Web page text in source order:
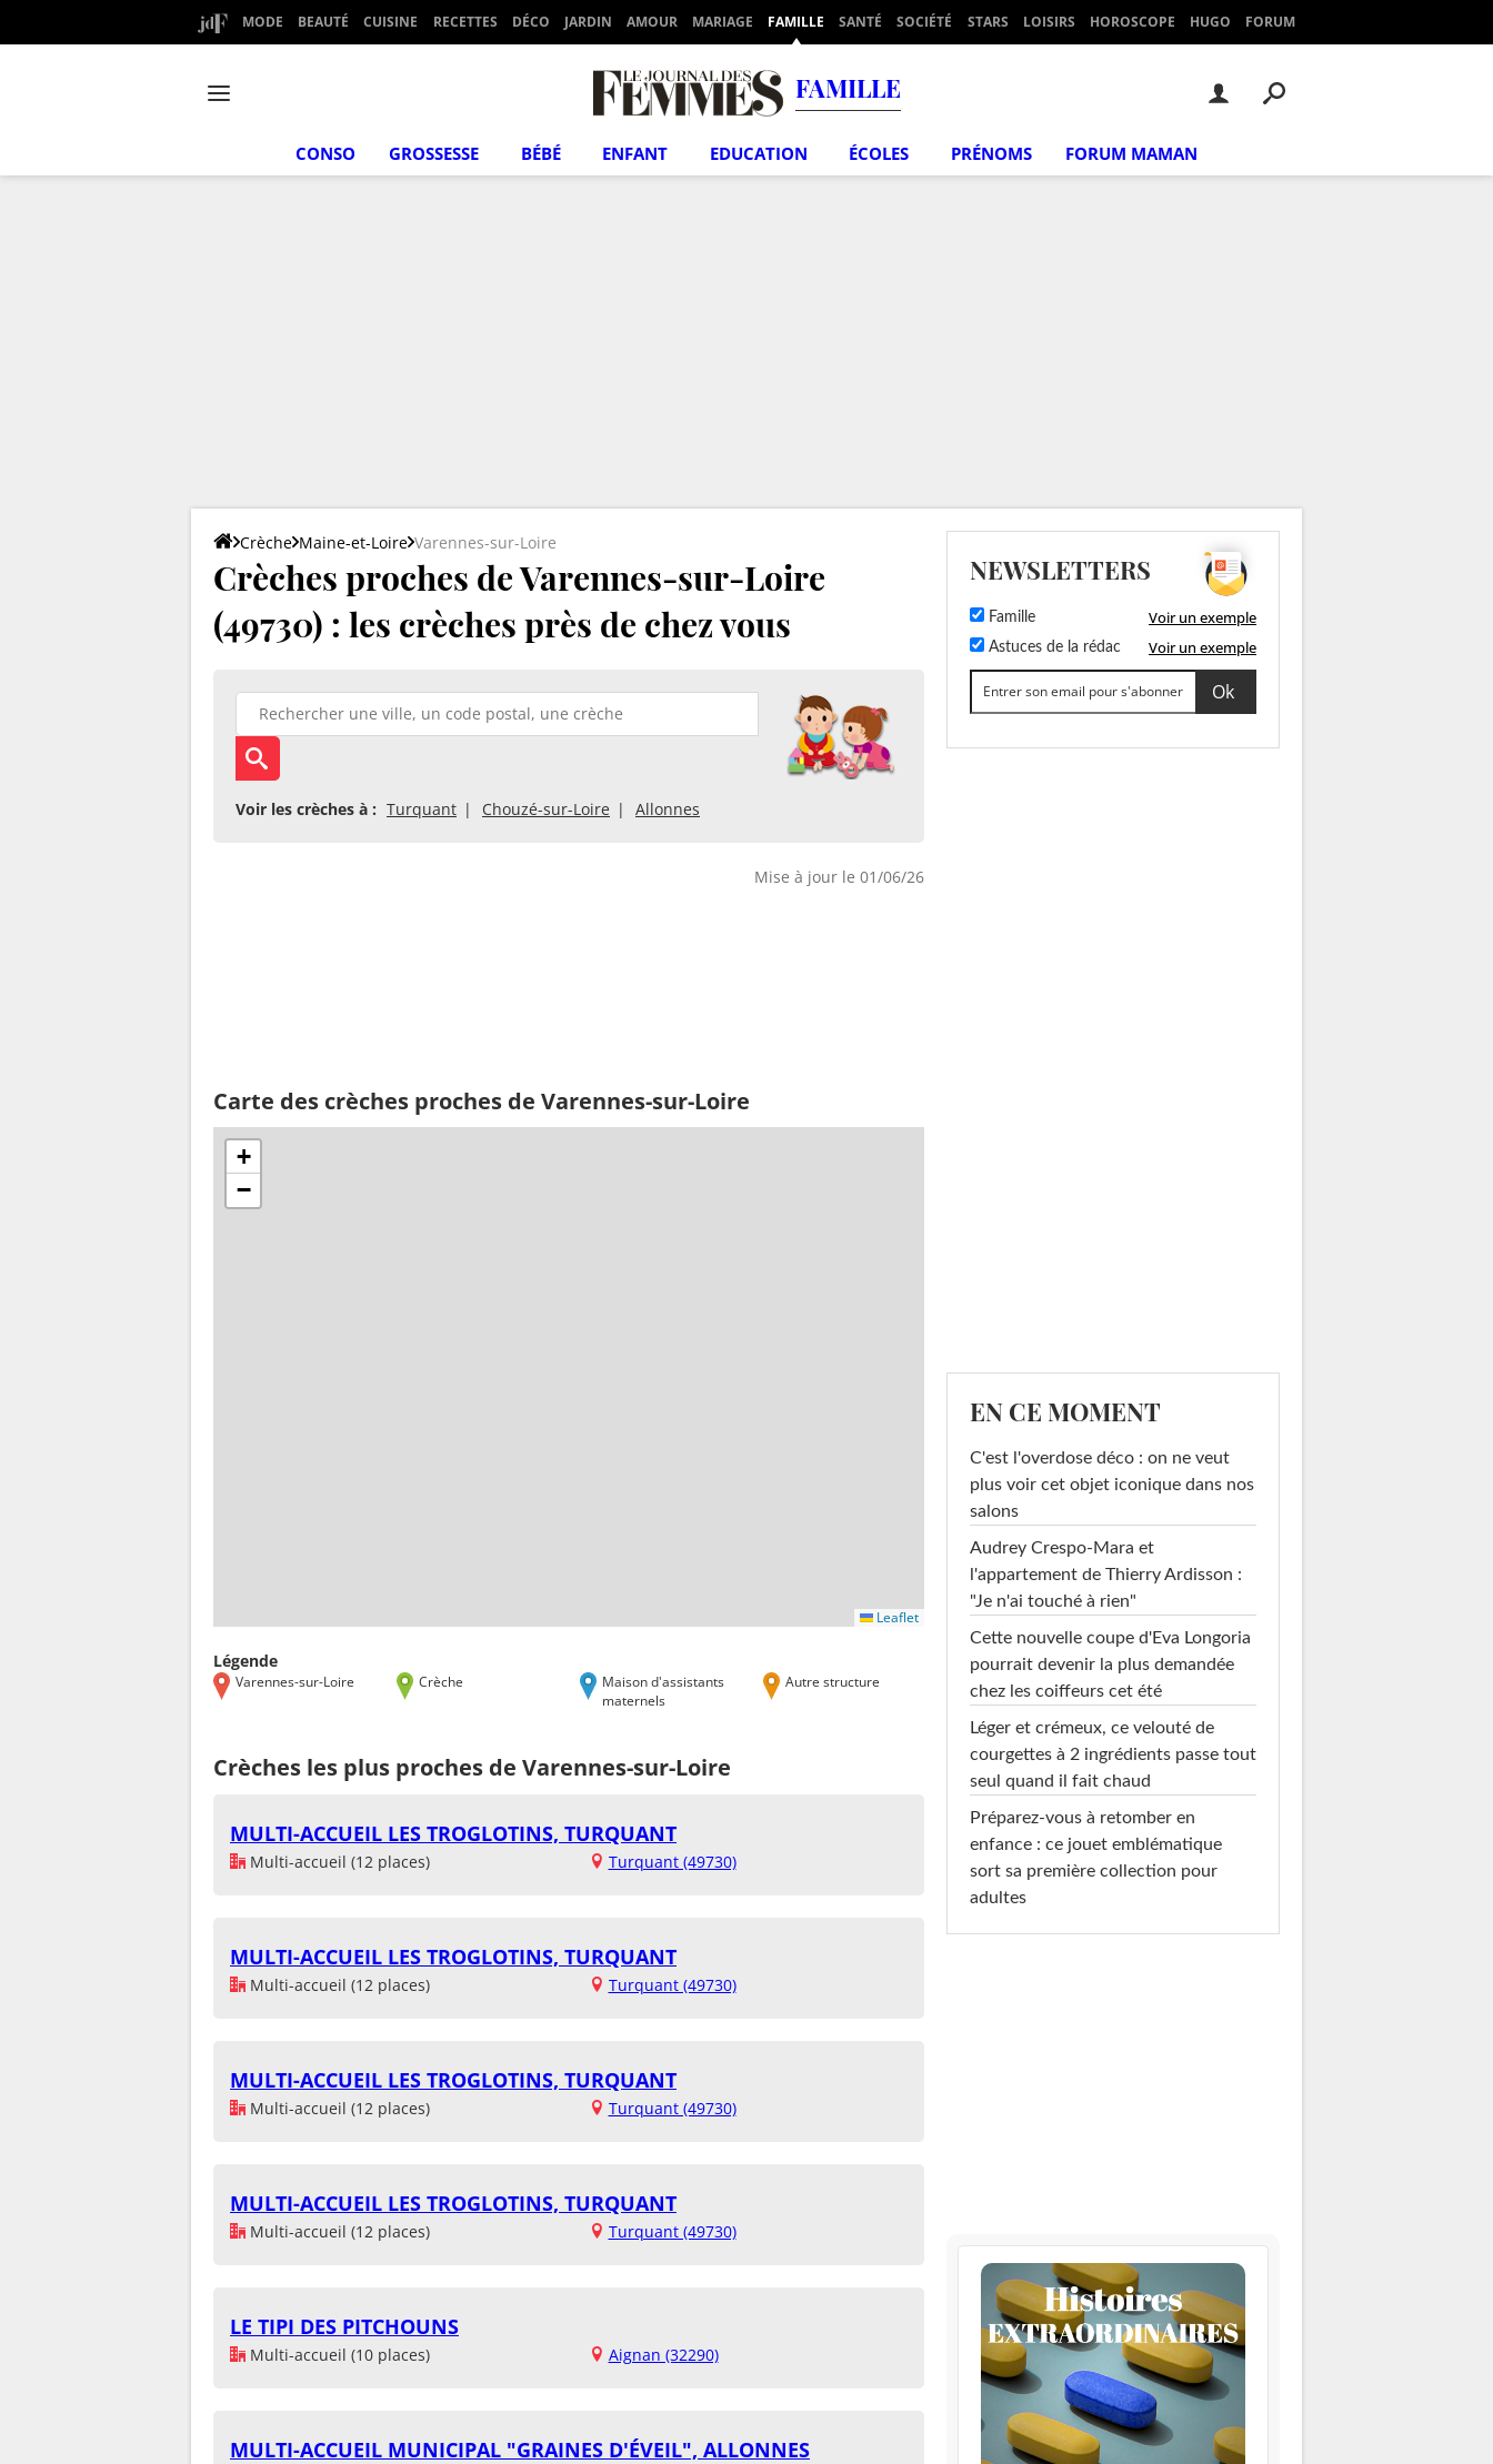
MODE BEAUTÉ CUISINE RECETTES DÉCO JARDIN AMOUR MARIAGE FAMILLE SANTÉ SOCIÉTÉ STARS LOISIRS HOROSCOPE HUGO FORUM
FAMILLE
CONSO GROSSESSE BÉBÉ ENFANT EDUCATION ÉCOLES PRÉNOMS FORUM MAMAN
Crèche Maine-et-Loire Varennes-sur-Loire
Crèches proches de Varennes-sur-Loire
(49730) : les crèches près de chez vous
Voir les crèches à : Turquant Chouzé-sur-Loire Allonnes
Mise à jour le 01/06/26
Carte des crèches proches de Varennes-sur-Loire
+
−
Leaflet
Légende
Varennes-sur-Loire Crèche
Maison d'assistants
maternels
Autre structure
Crèches les plus proches de Varennes-sur-Loire
MULTI-ACCUEIL LES TROGLOTINS, TURQUANT
Multi-accueil (12 places) Turquant (49730)
MULTI-ACCUEIL LES TROGLOTINS, TURQUANT
Multi-accueil (12 places) Turquant (49730)
MULTI-ACCUEIL LES TROGLOTINS, TURQUANT
Multi-accueil (12 places) Turquant (49730)
MULTI-ACCUEIL LES TROGLOTINS, TURQUANT
Multi-accueil (12 places) Turquant (49730)
LE TIPI DES PITCHOUNS
Multi-accueil (10 places) Aignan (32290)
MULTI-ACCUEIL MUNICIPAL "GRAINES D'ÉVEIL", ALLONNES
NEWSLETTERS
Famille Voir un exemple
Astuces de la rédac Voir un exemple
EN CE MOMENT
C'est l'overdose déco : on ne veut
plus voir cet objet iconique dans nos
salons
Audrey Crespo-Mara et
l'appartement de Thierry Ardisson :
"Je n'ai touché à rien"
Cette nouvelle coupe d'Eva Longoria
pourrait devenir la plus demandée
chez les coiffeurs cet été
Léger et crémeux, ce velouté de
courgettes à 2 ingrédients passe tout
seul quand il fait chaud
Préparez-vous à retomber en
enfance : ce jouet emblématique
sort sa première collection pour
adultes